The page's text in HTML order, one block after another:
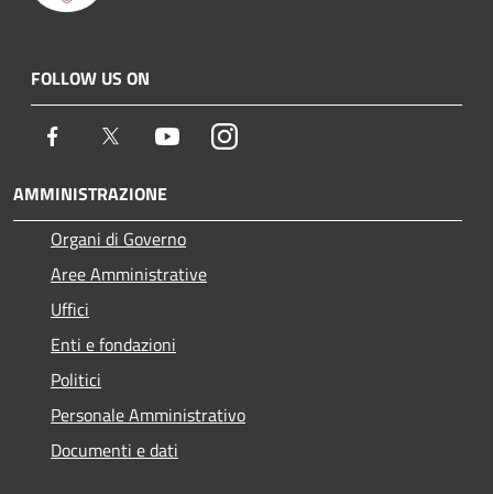
FOLLOW US ON
Facebook Twitter YoutubeInstagram
AMMINISTRAZIONE
Organi di Governo
Aree Amministrative
Uffici
Enti e fondazioni
Politici
Personale Amministrativo
Documenti e dati